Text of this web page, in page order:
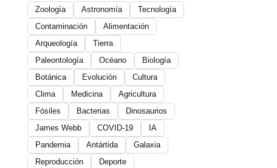
Zoología Astronomía
Tecnología
Contaminación
Alimentación
Arqueología
Tierra
Paleontología
Océano
Biología
Botánica
Evolución
Cultura
Clima
Medicina
Agricultura
Fósiles
Bacterias
Dinosaurios
James Webb
COVID-19
IA
Pandemia
Antártida
Galaxia
Reproducción
Deporte